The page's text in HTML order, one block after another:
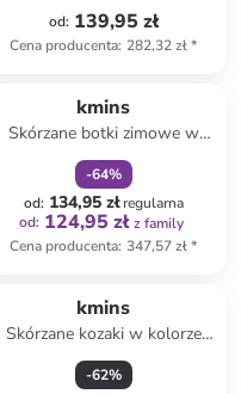
od: 139,95 zł
Cena producenta: 282,32 zł*
kmins
Skórzane botki zimowe w
kolorze granatowym
-64%
od: 134,95 złregularna
od: 124,95 zł z family
Cena producenta: 347,57 zł*
kmins
Skórzane kozaki w kolorze
złoto-czerwonym
-62%